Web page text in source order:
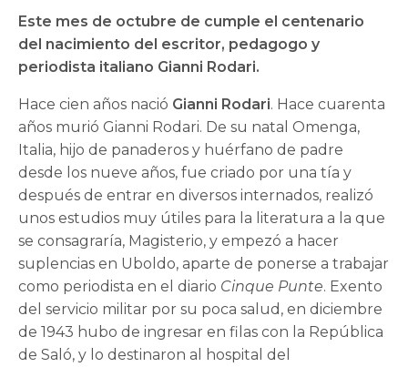
Este mes de octubre de cumple el centenario
del nacimiento del escritor, pedagogo y
periodista italiano Gianni Rodari.
Hace cien años nació Gianni Rodari. Hace cuarenta
años murió Gianni Rodari. De su natal Omenga,
Italia, hijo de panaderos y huérfano de padre
desde los nueve años, fue criado por una tía y
después de entrar en diversos internados, realizó
unos estudios muy útiles para la literatura a la que
se consagraría, Magisterio, y empezó a hacer
suplencias en Uboldo, aparte de ponerse a trabajar
como periodista en el diario Cinque Punte. Exento
del servicio militar por su poca salud, en diciembre
de 1943 hubo de ingresar en filas con la República
de Saló, y lo destinaron al hospital del